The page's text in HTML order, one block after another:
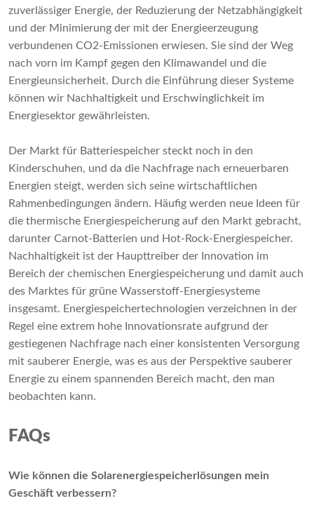
zuverlässiger Energie, der Reduzierung der Netzabhängigkeit
und der Minimierung der mit der Energieerzeugung
verbundenen CO2-Emissionen erwiesen. Sie sind der Weg
nach vorn im Kampf gegen den Klimawandel und die
Energieunsicherheit. Durch die Einführung dieser Systeme
können wir Nachhaltigkeit und Erschwinglichkeit im
Energiesektor gewährleisten.
Der Markt für Batteriespeicher steckt noch in den
Kinderschuhen, und da die Nachfrage nach erneuerbaren
Energien steigt, werden sich seine wirtschaftlichen
Rahmenbedingungen ändern. Häufig werden neue Ideen für
die thermische Energiespeicherung auf den Markt gebracht,
darunter Carnot-Batterien und Hot-Rock-Energiespeicher.
Nachhaltigkeit ist der Haupttreiber der Innovation im
Bereich der chemischen Energiespeicherung und damit auch
des Marktes für grüne Wasserstoff-Energiesysteme
insgesamt. Energiespeichertechnologien verzeichnen in der
Regel eine extrem hohe Innovationsrate aufgrund der
gestiegenen Nachfrage nach einer konsistenten Versorgung
mit sauberer Energie, was es aus der Perspektive sauberer
Energie zu einem spannenden Bereich macht, den man
beobachten kann.
FAQs
Wie können die Solarenergiespeicherlösungen mein
Geschäft verbessern?